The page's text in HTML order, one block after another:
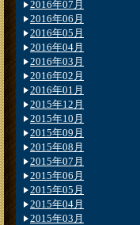
2016年07月
2016年06月
2016年05月
2016年04月
2016年03月
2016年02月
2016年01月
2015年12月
2015年10月
2015年09月
2015年08月
2015年07月
2015年06月
2015年05月
2015年04月
2015年03月